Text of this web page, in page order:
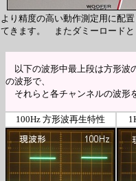
より精度の高い動作測定用に配
てきます。 またダミーロードと
以下の波形中最上段は方形波
の波形で、
それらと各チャンネルの波形
100Hz 方形波再生特性